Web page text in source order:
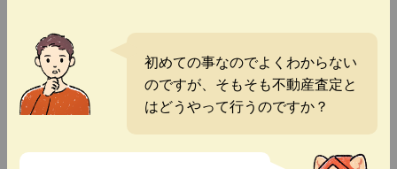
初めての事なのでよくわからない
のですが、そもそも不動産査定と
はどうやって行うのですか？